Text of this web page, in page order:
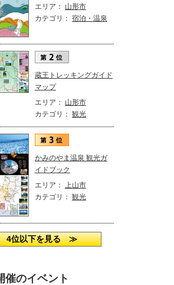
エリア： 山形市
カテゴリ： 宿泊・温泉
蔵王トレッキングガイド
マップ
エリア： 山形市
カテゴリ： 観光
かみのやま温泉 観光ガ
イドブック
エリア： 上山市
カテゴリ： 観光
4位以下を見る ≫
催のイベント